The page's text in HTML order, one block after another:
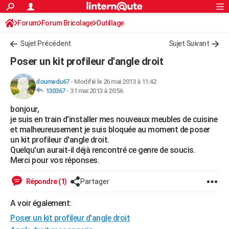
ACTUALITÉS
Politique
Société
Faits Divers
Education
Monde
Villes
+
FINANCE
Retraite
Impôts
Epargne
Immobilier
Risques naturels par ville
Banque
Assurance
Crédit
AUTO
Essais
Réserver un essai
Citadines
Berlines
SUV
Forum auto
+HIGH-TECH
Mobiles
Meilleur smartphone
Internet
Ordinateurs
Jeux vidéo
Guide high-tech
+BRICOLAGE
Forum
Aménagement intérieur
Extérieur
Cuisine
Salle de bains
Jardinage
Rangement
WEEK-END
Guides de France
Escapades
Patrimoine
Expositions
Musées
Week-end nature
LIFESTYLE
SANTE
Alimentation
Guide de la santé
Maladies
Médicaments
Sommeil
VOYAGE
S'inscrire
Connexion
Forum Forum Bricolage Outillage
Sujet Précédent Sujet Suivant
Poser un kit profileur d'angle droit
doumedu67- Modifié le 26 mai 2013 à 11:42
130367- 31 mai 2013 à 20:56
bonjour,
je suis en train d'installer mes nouveaux meubles de cuisine
et malheureusement je suis bloquée au moment de poser
un kit profileur d'angle droit.
Quelqu'un aurait-il déjà rencontré ce genre de soucis.
Merci pour vos réponses.
Répondre (1) Partager
A voir également:
Poser un kit profileur d'angle droit